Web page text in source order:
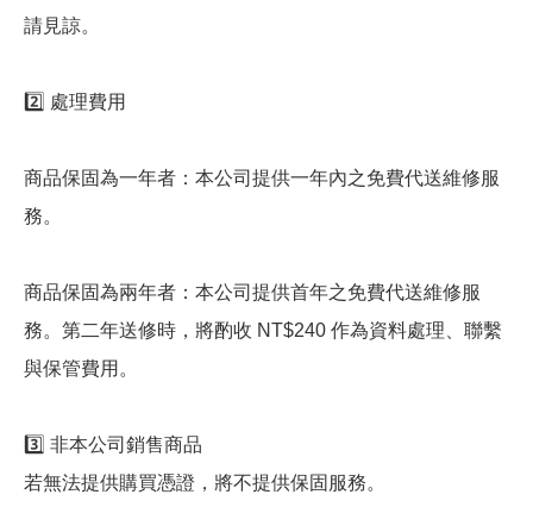
請見諒。
2️⃣ 處理費用
商品保固為一年者：本公司提供一年內之免費代送維修服
務。
商品保固為兩年者：本公司提供首年之免費代送維修服
務。第二年送修時，將酌收 NT$240 作為資料處理、聯繫
與保管費用。
3️⃣ 非本公司銷售商品
若無法提供購買憑證，將不提供保固服務。